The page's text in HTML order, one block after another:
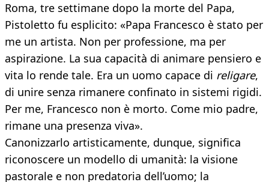
Roma, tre settimane dopo la morte del Papa,
Pistoletto fu esplicito: «Papa Francesco è stato per
me un artista. Non per professione, ma per
aspirazione. La sua capacità di animare pensiero e
vita lo rende tale. Era un uomo capace di religare,
di unire senza rimanere confinato in sistemi rigidi.
Per me, Francesco non è morto. Come mio padre,
rimane una presenza viva».
Canonizzarlo artisticamente, dunque, significa
riconoscere un modello di umanità: la visione
pastorale e non predatoria dell’uomo; la